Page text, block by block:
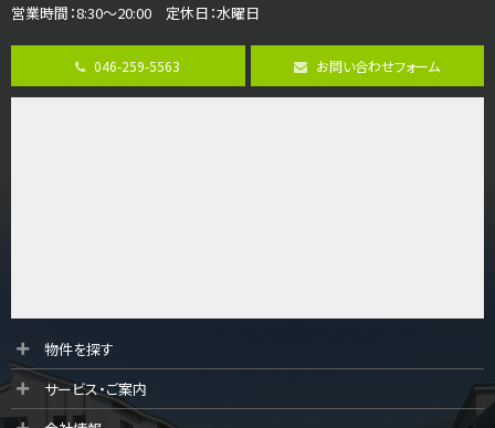
第8位
3,598万円
4ＬＤＫ
長後駅
第10位
3,680万円
海老名駅
営業時間：8:30～20:00 定休日：水曜日
046-259-5563 お問い合わせフォーム
物件を探す
サービス・ご案内